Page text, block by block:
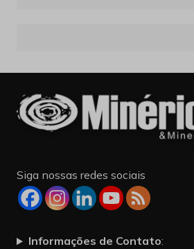
Siga nossas redes sociais
Informações de Contato: